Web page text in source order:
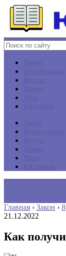
Главная › Закон › 8
21.12.2022
Как